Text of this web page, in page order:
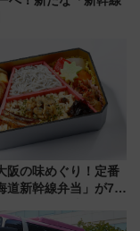
阪の味めぐり！定番
道新幹線弁当」が7月